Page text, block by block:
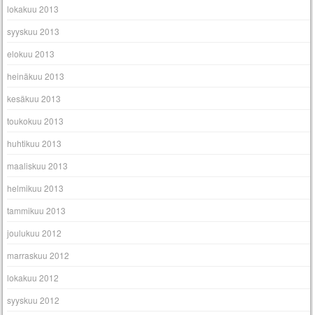
lokakuu 2013
syyskuu 2013
elokuu 2013
heinäkuu 2013
kesäkuu 2013
toukokuu 2013
huhtikuu 2013
maaliskuu 2013
helmikuu 2013
tammikuu 2013
joulukuu 2012
marraskuu 2012
lokakuu 2012
syyskuu 2012